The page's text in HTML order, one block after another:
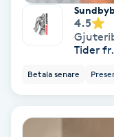
Diamantslipning
4.5
Tider
Betala senare